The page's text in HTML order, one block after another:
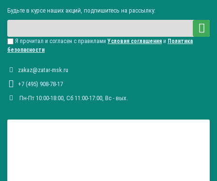
Будьте в курсе наших акций, подпишитесь на рассылку:
Я прочитал и согласен с правилами Условия соглашения и Политика
безопасности
zakaz@zatar-msk.ru
+7 (495) 908-78-17
Пн-Пт 10:00-18:00, Сб 11:00-17:00, Вc - вых.